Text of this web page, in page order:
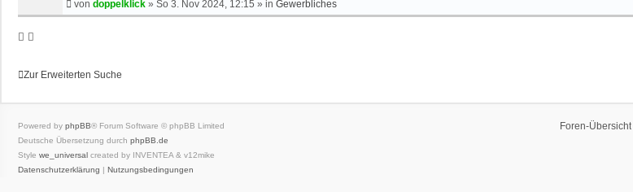
von doppelklick » So 3. Nov 2024, 12:15 » in Gewerbliches
Zur Erweiterten Suche
Foren-Übersicht
Powered by phpBB® Forum Software © phpBB Limited
Deutsche Übersetzung durch phpBB.de
Style we_universal created by INVENTEA & v12mike
Datenschutzerklärung | Nutzungsbedingungen